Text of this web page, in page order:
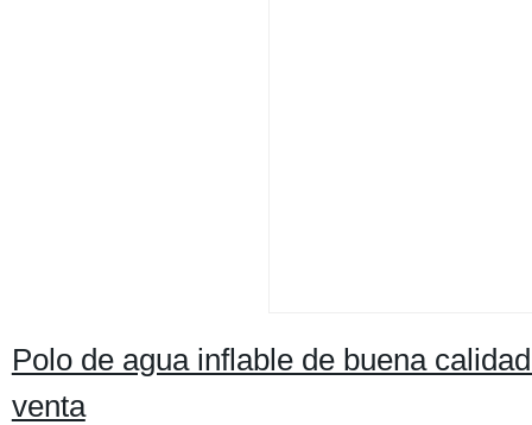
Polo de agua inflable de buena
venta